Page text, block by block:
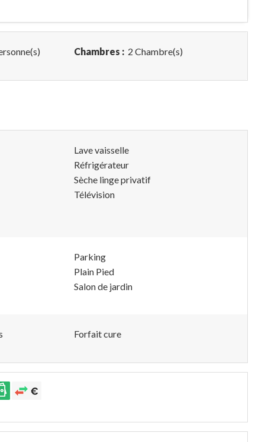
Chambres : 2 Chambre(s)
Lave vaisselle
Réfrigérateur
Sèche linge privatif
Télévision
Parking
Plain Pied
Salon de jardin
Forfait cure